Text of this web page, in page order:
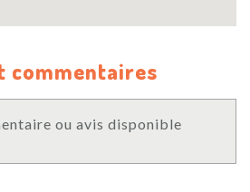
commentaires
ou avis disponible